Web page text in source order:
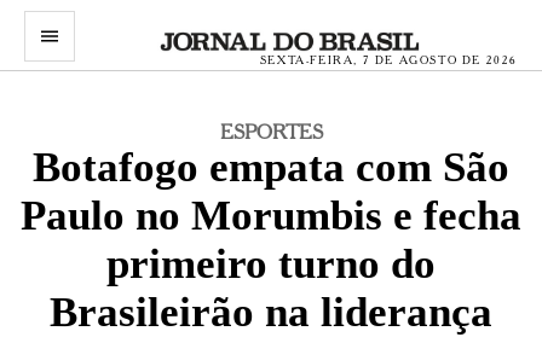
menu
SEXTA-FEIRA, 7 DE AGOSTO DE 2026
ESPORTES
Botafogo empata com São
Paulo no Morumbis e fecha
primeiro turno do
Brasileirão na liderança